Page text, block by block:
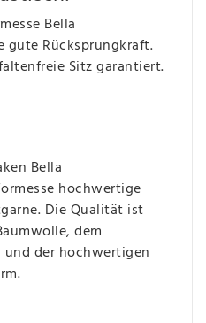
Bella
gute Rücksprungkraft.
Sitz garantiert.
Bella
hochwertige
Die Qualität ist
dem
der hochwertigen